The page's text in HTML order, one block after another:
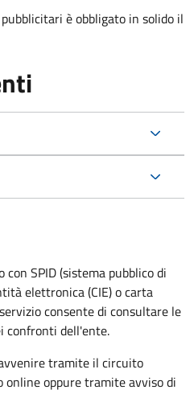
è obbligato in solido il
SPID (sistema pubblico di
elettronica (CIE) o carta
consente di consultare le
confronti dell'ente.
tramite il circuito
online oppure tramite avviso di